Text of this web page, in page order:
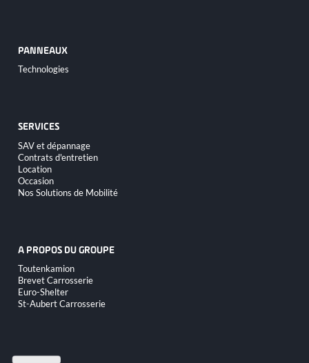
PANNEAUX
Aller
au
Technologies
SERVICES
Aller
au
contenu
SAV et dépannage
Contrats d'entretien
Location
Occasion
Nos Solutions de Mobilité
A PROPOS DU GROUPE
Aller
au
contenu
Toutenkamion
Brevet Carrosserie
Euro-Shelter
St-Aubert Carrosserie